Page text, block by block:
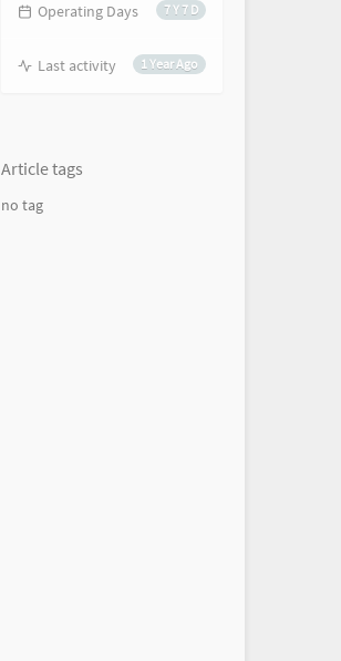
7 Y 7 D
Operating Days
1 Year Ago
Last activity
Article tags
no tag